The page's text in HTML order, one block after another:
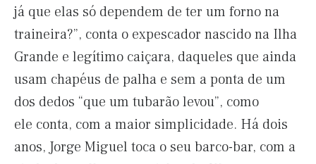
já que elas só dependem de ter um forno na
traineira?”, conta o expescador nascido na Ilha
Grande e legítimo caiçara, daqueles que ainda
usam chapéus de palha e sem a ponta de um
dos dedos “que um tubarão levou”, como
ele conta, com a maior simplicidade. Há dois
anos, Jorge Miguel toca o seu barco-bar, com a